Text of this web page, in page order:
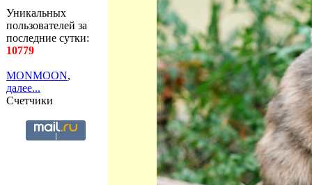
Уникальных
пользователей за
последние сутки:
10779
MONMOON,
далее...
Счетчики